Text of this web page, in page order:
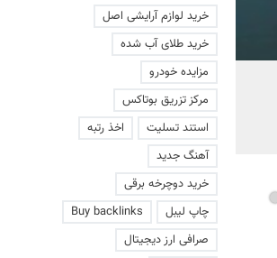
افشای اطلاعات برای ترور
بارون ترامپ | ماجرای قرار
عاشقانه با یک زن
خرید لوازم آرایشی اصل
خرید طلای آب شده
مزایده خودرو
مرکز تزریق بوتاکس
استند تسلیت
اخذ رتبه
آهنگ جدید
خرید دوچرخه برقی
چاپ لیبل
Buy backlinks
صرافی ارز دیجیتال